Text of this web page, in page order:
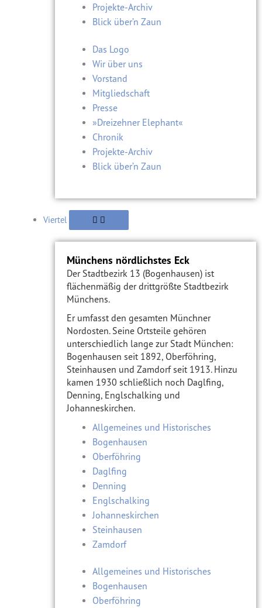
Projekte-Archiv
Blick über’n Zaun
Das Logo
Wir über uns
Vorstand
Mitgliedschaft
Presse
»Dreizehner Elephant«
Chronik
Projekte-Archiv
Blick über’n Zaun
Viertel
Münchens nördlichstes Eck
Der Stadtbezirk 13 (Bogenhausen) ist
flächenmäßig der drittgrößte Stadtbezirk
Münchens.
Er umfasst den gesamten Münchner
Nordosten. Seine Ortsteile gehören
unterschiedlich lange zur Stadt München:
Bogenhausen seit 1892, Oberföhring,
Steinhausen und Zamdorf seit 1913. Hinzu
kamen 1930 schließlich noch Daglfing,
Denning, Englschalking und
Johanneskirchen.
Allgemeines und Historisches
Bogenhausen
Oberföhring
Daglfing
Denning
Englschalking
Johanneskirchen
Steinhausen
Zamdorf
Allgemeines und Historisches
Bogenhausen
Oberföhring